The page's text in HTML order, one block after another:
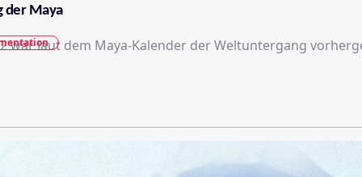
der Maya
war laut dem Maya-Kalender der Weltuntergang